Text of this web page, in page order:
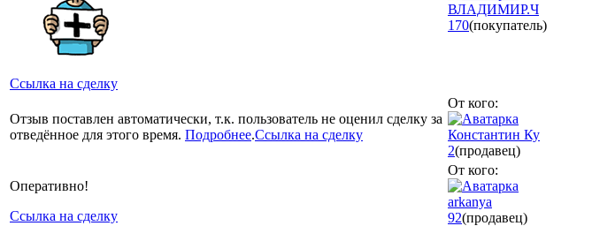
Ссылка на сделку
ВЛАДИМИР.Ч
170(покупатель)
Отзыв поставлен автоматически, т.к. пользователь не оценил сделку за
отведённое для этого время. Подробнее.Ссылка на сделку
От кого:
Константин Ку
2(продавец)
Оперативно!
Ссылка на сделку
От кого:
arkanya
92(продавец)